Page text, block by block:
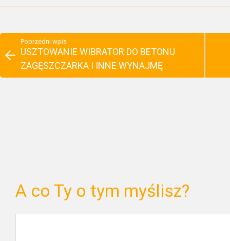
Poprzedni wpis
USZTOWANIE WIBRATOR DO BETONU
ZAGĘSZCZARKA I INNE WYNAJMĘ
A co Ty o tym myślisz?